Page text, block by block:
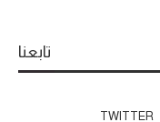
تابعنا
TWITTER